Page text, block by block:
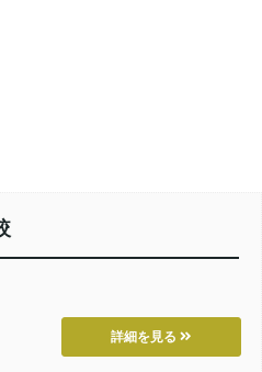
詳細を見る